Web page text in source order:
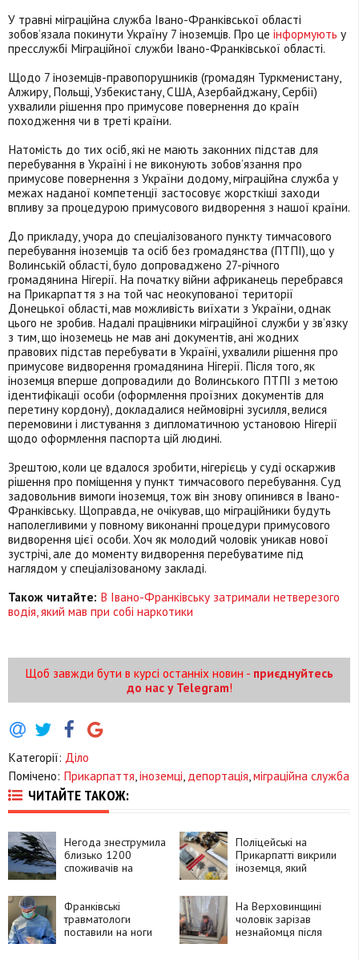
У травні міграційна служба Івано-Франківської області
зобов’язала покинути Україну 7 іноземців. Про це інформують у
пресслужбі Міграційної служби Івано-Франківської області.
Щодо 7 іноземців-правопорушників (громадян Туркменистану,
Алжиру, Польщі, Узбекистану, США, Азербайджану, Сербії)
ухвалили рішення про примусове повернення до країн
походження чи в треті країни.
Натомість до тих осіб, які не мають законних підстав для
перебування в Україні і не виконують зобов’язання про
примусове повернення з України додому, міграційна служба у
межах наданої компетенції застосовує жорсткіші заходи
впливу за процедурою примусового видворення з нашої країни.
До прикладу, учора до спеціалізованого пункту тимчасового
перебування іноземців та осіб без громадянства (ПТПІ), що у
Волинській області, було допроваджено 27-річного
громадянина Нігерії. На початку війни африканець перебрався
на Прикарпаття з на той час неокупованої території
Донецької області, мав можливість виїхати з України, однак
цього не зробив. Надалі працівники міграційної служби у зв’язку
з тим, що іноземець не мав ані документів, ані жодних
правових підстав перебувати в Україні, ухвалили рішення про
примусове видворення громадянина Нігерії. Після того, як
іноземця вперше допровадили до Волинського ПТПІ з метою
ідентифікації особи (оформлення проїзних документів для
перетину кордону), докладалися неймовірні зусилля, велися
перемовини і листування з дипломатичною установою Нігерії
щодо оформлення паспорта цій людині.
Зрештою, коли це вдалося зробити, нігерієць у суді оскаржив
рішення про поміщення у пункт тимчасового перебування. Суд
задовольнив вимоги іноземця, тож він знову опинився в Івано-
Франківську. Щоправда, не очікував, що міграційники будуть
наполегливими у повному виконанні процедури примусового
видворення цієї особи. Хоч як молодий чоловік уникав нової
зустрічі, але до моменту видворення перебуватиме під
наглядом у спеціалізованому закладі.
Також читайте: В Івано-Франківську затримали нетверезого
водія, який мав при собі наркотики
Щоб завжди бути в курсі останніх новин - приєднуйтесь
до нас у Telegram!
Категорії: Діло
Помічено: Прикарпаття,іноземці, депортація,міграційна служба
ЧИТАЙТЕ ТАКОЖ:
Негода знеструмила
близько 1200
споживачів на
Поліцейські на
Прикарпатті викрили
іноземця, який
Telegram і збував їх
покупцям
Франківські
травматологи
поставили на ноги
На Верховинщині
чоловік зарізав
незнайомця після